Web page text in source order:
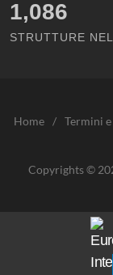
1,086
STRUTTURE
Home / Termini
Copyrights ©